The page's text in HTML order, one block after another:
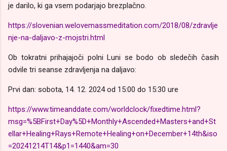
je darilo, ki ga vsem podarjajo brezplačno.
https://slovenian.welovemassmeditation.com/2018/08/zdravlje
nje-na-daljavo-z-mojstri.html
Ob tokratni prihajajoči polni Luni se bodo ob sledečih časih
odvile tri seanse zdravljenja na daljavo:
Prvi dan: sobota, 14. 12. 2024 od 15:00 do 15:30 ure
https://www.timeanddate.com/worldclock/fixedtime.html?
msg=%5BFirst+Day%5D+Monthly+Ascended+Masters+and+St
ellar+Healing+Rays+Remote+Healing+on+December+14th&iso
=20241214T14&p1=1440&am=30